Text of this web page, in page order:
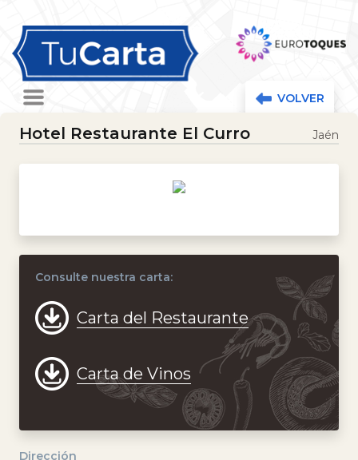
Ir al contenido principal
Ir al menú de navegación
VOLVER
Hotel Restaurante El Curro Jaén
Consulte nuestra carta:
Carta del Restaurante
Carta de Vinos
Dirección